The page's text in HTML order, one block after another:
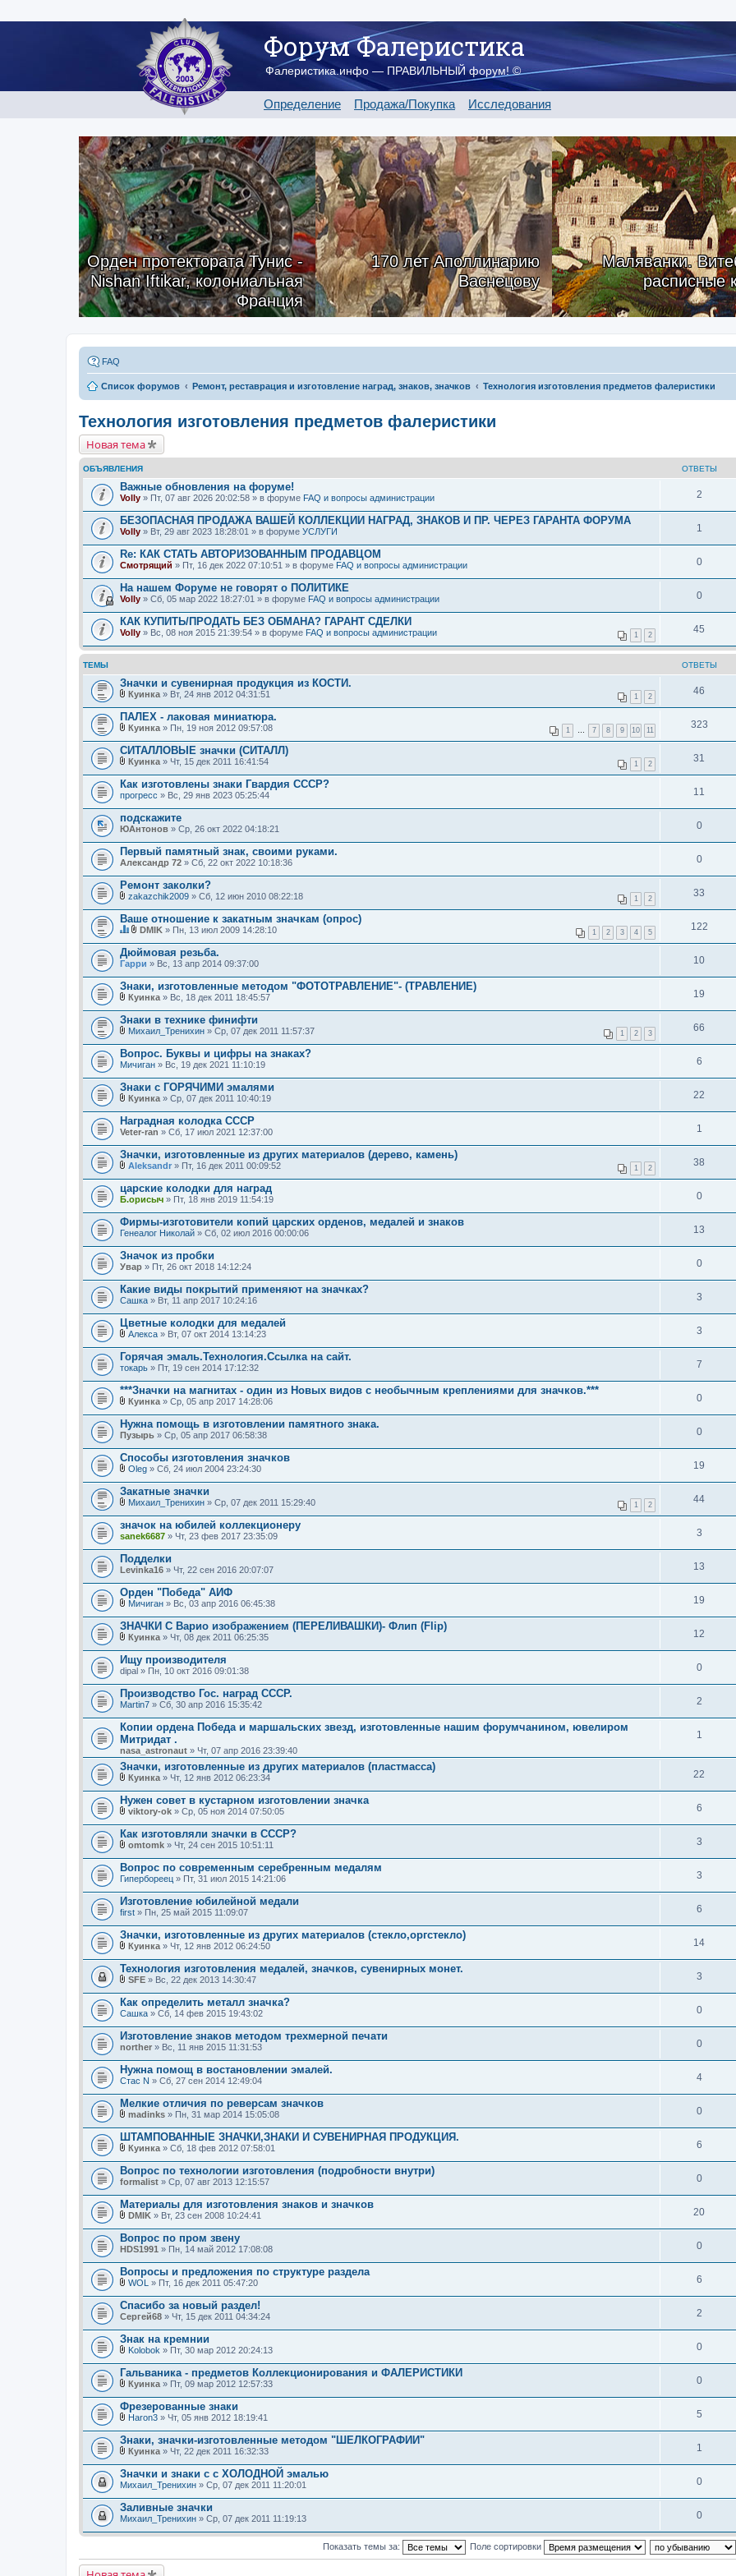
Форум Фалеристика
Фалеристика.инфо — ПРАВИЛЬНЫЙ форум! ©
Определение Продажа/Покупка Исследования
Орден протектората Тунис -
Nishan Iftikar, колониальная
Франция
170 лет Аполлинарию
Васнецову
Маляванки.
расписные
FAQ
Список форумов Ремонт, реставрация и изготовление наград, знаков, значков Технология изготовления предметов фалеристики
Технология изготовления предметов фалеристики
Новая тема
ОБЪЯВЛЕНИЯ ОТВЕТЫ
Важные обновления на форуме!
Volly » Пт, 07 авг 2026 20:02:58 » в форуме FAQ и вопросы администрации 2
БЕЗОПАСНАЯ ПРОДАЖА ВАШЕЙ КОЛЛЕКЦИИ НАГРАД, ЗНАКОВ И ПР. ЧЕРЕЗ ГАРАНТА ФОРУМА
Volly » Вт, 29 авг 2023 18:28:01 » в форуме УСЛУГИ 1
Re: КАК СТАТЬ АВТОРИЗОВАННЫМ ПРОДАВЦОМ
Смотрящий » Пт, 16 дек 2022 07:10:51 » в форуме FAQ и вопросы администрации 0
На нашем Форуме не говорят о ПОЛИТИКЕ
Volly » Сб, 05 мар 2022 18:27:01 » в форуме FAQ и вопросы администрации 0
КАК КУПИТЬ/ПРОДАТЬ БЕЗ ОБМАНА? ГАРАНТ СДЕЛКИ
1 2
Volly » Вс, 08 ноя 2015 21:39:54 » в форуме FAQ и вопросы администрации 45
ТЕМЫ ОТВЕТЫ
Значки и сувенирная продукция из КОСТИ.
1 2
л
о
ж
е
н
и
Куинка » Вт, 24 янв 2012 04:31:51 46
ПАЛЕХ - лаковая миниатюра.
1 … 7 8 9 10 11
л
о
ж
е
н
и
Куинка » Пн, 19 ноя 2012 09:57:08 323
СИТАЛЛОВЫЕ значки (СИТАЛЛ)
1 2
л
о
ж
е
н
и
Куинка » Чт, 15 дек 2011 16:41:54 31
Как изготовлены знаки Гвардия СССР?
прогресс » Вс, 29 янв 2023 05:25:44 11
подскажите
ЮАнтонов » Ср, 26 окт 2022 04:18:21 0
Первый памятный знак, своими руками.
Александр 72 » Сб, 22 окт 2022 10:18:36 0
Ремонт заколки?
1 2
л
о
ж
е
н
и
zakazchik2009 » Сб, 12 июн 2010 08:22:18 33
Ваше отношение к закатным значкам (опрос)
1 2 3 4 5
а
н
н
а
я
т
м
а
с
о
д
е
р
ж
и
о
п
р
о
с
.
л
о
ж
е
н
и
DMIK » Пн, 13 июл 2009 14:28:10 122
Дюймовая резьба.
Гарри » Вс, 13 апр 2014 09:37:00 10
Знаки, изготовленные методом "ФОТОТРАВЛЕНИЕ"- (ТРАВЛЕНИЕ)
л
о
ж
е
н
и
Куинка » Вс, 18 дек 2011 18:45:57 19
Знаки в технике финифти
1 2 3
л
о
ж
е
н
и
Михаил_Тренихин » Ср, 07 дек 2011 11:57:37 66
Вопрос. Буквы и цифры на знаках?
Мичиган » Вс, 19 дек 2021 11:10:19 6
Знаки с ГОРЯЧИМИ эмалями
л
о
ж
е
н
и
Куинка » Ср, 07 дек 2011 10:40:19 22
Наградная колодка СССР
Veter-ran » Сб, 17 июл 2021 12:37:00 1
Значки, изготовленные из других материалов (дерево, камень)
1 2
о
ж
е
н
и
Aleksandr » Пт, 16 дек 2011 00:09:52 38
царские колодки для наград
Б.орисыч » Пт, 18 янв 2019 11:54:19 0
Фирмы-изготовители копий царских орденов, медалей и знаков
Генеалог Николай » Сб, 02 июл 2016 00:00:06 13
Значок из пробки
Увар » Пт, 26 окт 2018 14:12:24 0
Какие виды покрытий применяют на значках?
Сашка » Вт, 11 апр 2017 10:24:16 3
Цветные колодки для медалей
л
о
ж
е
н
и
Алекса » Вт, 07 окт 2014 13:14:23 3
Горячая эмаль.Технология.Ссылка на сайт.
токарь » Пт, 19 сен 2014 17:12:32 7
***Значки на магнитах - один из Новых видов с необычным креплениями для значков.***
л
о
ж
е
н
и
Куинка » Ср, 05 апр 2017 14:28:06 0
Нужна помощь в изготовлении памятного знака.
Пузырь » Ср, 05 апр 2017 06:58:38 0
Способы изготовления значков
л
о
ж
е
н
и
Oleg » Сб, 24 июл 2004 23:24:30 19
Закатные значки
1 2
о
ж
е
н
и
Михаил_Тренихин » Ср, 07 дек 2011 15:29:40 44
значок на юбилей коллекционеру
sanek6687 » Чт, 23 фев 2017 23:35:09 3
Подделки
Levinka16 » Чт, 22 сен 2016 20:07:07 13
Орден "Победа" АИФ
л
о
ж
е
н
и
Мичиган » Вс, 03 апр 2016 06:45:38 19
ЗНАЧКИ С Варио изображением (ПЕРЕЛИВАШКИ)- Флип (Flip)
л
о
ж
е
н
и
Куинка » Чт, 08 дек 2011 06:25:35 12
Ищу производителя
dipal » Пн, 10 окт 2016 09:01:38 0
Производство Гос. наград СССР.
Martin7 » Сб, 30 апр 2016 15:35:42 2
Копии ордена Победа и маршальских звезд, изготовленные нашим форумчанином, ювелиром
Митридат .
nasa_astronaut » Чт, 07 апр 2016 23:39:40
1
Значки, изготовленные из других материалов (пластмасса)
л
о
ж
е
н
и
Куинка » Чт, 12 янв 2012 06:23:34 22
Нужен совет в кустарном изготовлении значка
л
о
ж
е
н
и
viktory-ok » Ср, 05 ноя 2014 07:50:05 6
Как изготовляли значки в СССР?
л
о
ж
е
н
и
omtomk » Чт, 24 сен 2015 10:51:11 3
Вопрос по современным серебренным медалям
Гипербореец » Пт, 31 июл 2015 14:21:06 3
Изготовление юбилейной медали
first » Пн, 25 май 2015 11:09:07 6
Значки, изготовленные из других материалов (стекло,оргстекло)
л
о
ж
е
н
и
Куинка » Чт, 12 янв 2012 06:24:50 14
Технология изготовления медалей, значков, сувенирных монет.
л
о
ж
е
н
и
SFE » Вс, 22 дек 2013 14:30:47 3
Как определить металл значка?
Сашка » Сб, 14 фев 2015 19:43:02 0
Изготовление знаков методом трехмерной печати
norther » Вс, 11 янв 2015 11:31:53 0
Нужна помощ в востановлении эмалей.
Стас N » Сб, 27 сен 2014 12:49:04 4
Мелкие отличия по реверсам значков
л
о
ж
е
н
и
madinks » Пн, 31 мар 2014 15:05:08 0
ШТАМПОВАННЫЕ ЗНАЧКИ,ЗНАКИ И СУВЕНИРНАЯ ПРОДУКЦИЯ.
л
о
ж
е
н
и
Куинка » Сб, 18 фев 2012 07:58:01 6
Вопрос по технологии изготовления (подробности внутри)
formalist » Ср, 07 авг 2013 12:15:57 0
Материалы для изготовления знаков и значков
л
о
ж
е
н
и
DMIK » Вт, 23 сен 2008 10:24:41 20
Вопрос по пром звену
HDS1991 » Пн, 14 май 2012 17:08:08 0
Вопросы и предложения по структуре раздела
л
о
ж
е
н
и
WOL » Пт, 16 дек 2011 05:47:20 6
Спасибо за новый раздел!
Сергей68 » Чт, 15 дек 2011 04:34:24 2
Знак на кремнии
л
о
ж
е
н
и
Kolobok » Пт, 30 мар 2012 20:24:13 0
Гальваника - предметов Коллекционирования и ФАЛЕРИСТИКИ
л
о
ж
е
н
и
Куинка » Пт, 09 мар 2012 12:57:33 0
Фрезерованные знаки
л
о
ж
е
н
и
Haron3 » Чт, 05 янв 2012 18:19:41 5
Знаки, значки-изготовленные методом "ШЕЛКОГРАФИИ"
л
о
ж
е
н
и
Куинка » Чт, 22 дек 2011 16:32:33 1
Значки и знаки с с ХОЛОДНОЙ эмалью
Михаил_Тренихин » Ср, 07 дек 2011 11:20:01 0
Заливные значки
Михаил_Тренихин » Ср, 07 дек 2011 11:19:13 0
Показать темы за: Поле сортировки